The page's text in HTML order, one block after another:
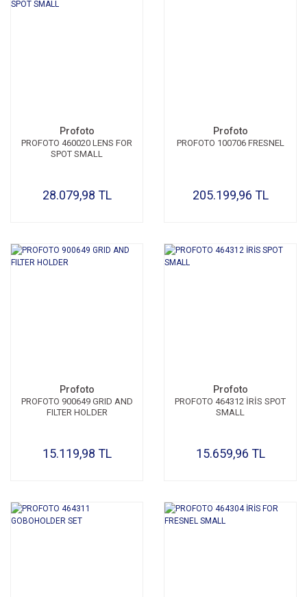
Profoto
PROFOTO 460020 LENS FOR
SPOT SMALL
28.079,98 TL
Profoto
PROFOTO 100706 FRESNEL
205.199,96 TL
Profoto
PROFOTO 900649 GRID AND
FILTER HOLDER
15.119,98 TL
Profoto
PROFOTO 464312 İRİS SPOT
SMALL
15.659,96 TL